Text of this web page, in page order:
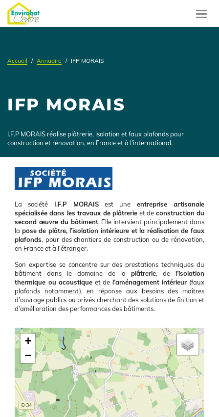
Aller
au
contenu
Accueil Annuaire IFP MORAIS
IFP MORAIS
Présentation
I.F.P MORAIS réalise plâtrerie, isolation et faux plafonds pour
construction et rénovation, en France et à l’international.
Présentation
La société I.F.P MORAISest une entreprise artisanale
spécialisée dans les travaux de plâtrerie et de construction du
second œuvre du bâtiment. Elle intervient principalement dans
la pose de plâtre, l’isolation intérieure et la réalisation de faux
plafonds, pour des chantiers de construction ou de rénovation,
en France et à l’étranger.
Son expertise se concentre sur des prestations techniques du
bâtiment dans le domaine de laplâtrerie, de l’isolation
thermique ou acoustique et de l’aménagement intérieur (faux
plafonds notamment), en réponse aux besoins des maîtres
d’ouvrage publics ou privés cherchant des solutions de finition et
d’amélioration des performances des bâtiments.
Latitude/Longitude
+
−